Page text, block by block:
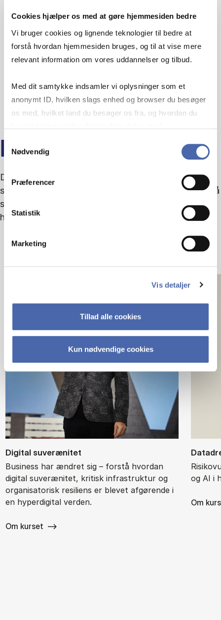
Cookies hjælper os med at gøre hjemmesiden bedre
Vi bruger cookies og lignende teknologier til bedre at
forstå hvordan hjemmesiden bruges, og til at vise mere
relevant information om vores uddannelser og tilbud.
Med dit samtykke indsamler vi oplysninger som et
anonymt ID, hvilken slags enhed og browser du besøger
os med, hvilket land du besøger os fra, og hvordan du
markedsføring. Du bestemmer selv - og kan altid trække
Samtykkevalg
Nødvendig
Præferencer
Statistik
Marketing
Vis detaljer
Tillad alle cookies
Kun nødvendige cookies
DIGITAL HANDLEKRAFT
Digitaliseringen accelererer - men retningen er
sjældent klar. Det digitale tema er for dig, der vil stå
stærkere i kompleksiteten og omsætte indsigt til
handlekraft.
Di­gi­tal su­veræ­ni­tet
Business har ændret sig – forstå hvordan
digital suverænitet, kritisk infrastruktur og
organisatorisk resiliens er blevet afgørende i
en hyperdigital verden.
Om kurset
og AI i
Om